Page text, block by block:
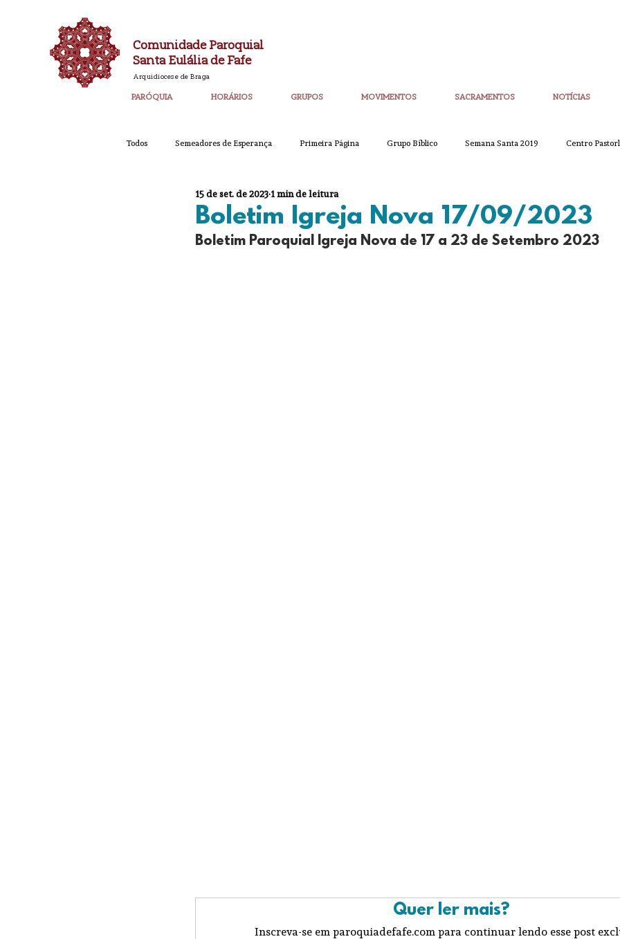
Comunidade Paroquial
Santa Eulália de Fafe
Arquidiocese de Braga
PARÓQUIA HORÁRIOS GRUPOS MOVIMENTOS SACRAMENTOS NOTÍCIAS
Todos Semeadores de Esperança Primeira Página Grupo Bíblico Semana Santa 2019 Centro
Ano PAstoral Boletim Igreja Nova
Boletim Igreja Nova 17/09/2023
15 de set. de 20231 min de leitura
Boletim Paroquial Igreja Nova de 17 a 23 de Setembro 2023
Quer ler mais?
Inscreva-se em paroquiadefafe.com para continuar lendo esse post